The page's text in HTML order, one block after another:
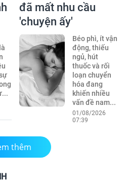
đã mất nhu cầu
'chuyện ấy'
Béo phì, ít vận
động, thiếu
ngủ, hút
thuốc và rối
loạn chuyển
hóa đang
khiến nhiều
vấn đề nam...
01/08/2026
07:39
thêm